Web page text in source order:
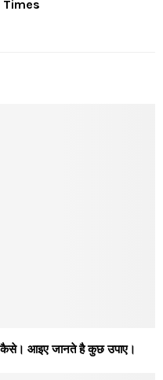
Times
कैसे। आइए जानते है कुछ उपाए।